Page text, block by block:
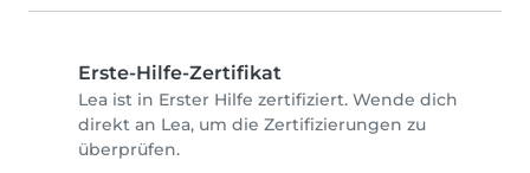
Erste-Hilfe-Zertifikat
Lea ist in Erster Hilfe zertifiziert. Wende dich
direkt an Lea, um die Zertifizierungen zu
überprüfen.